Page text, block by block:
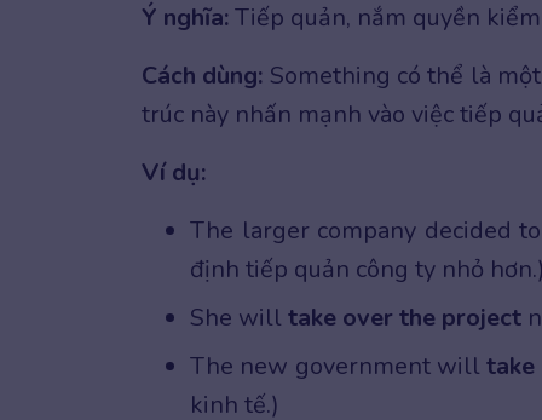
Ý nghĩa:Tiếp quản, nắm quyền
Cách dùng: Something có thể là
trúc này nhấn mạnh vào việc tiếp
Ví dụ:
The larger company decided to
định tiếp quản công ty nhỏ
She will take over the project
The new government will take
kinh tế.)